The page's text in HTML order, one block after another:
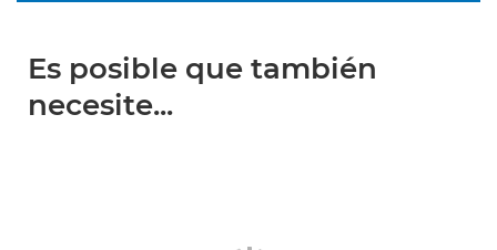
Es posible que también
necesite...